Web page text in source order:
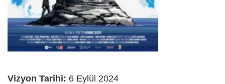
Vizyon Tarihi: 6 Eylül 2024